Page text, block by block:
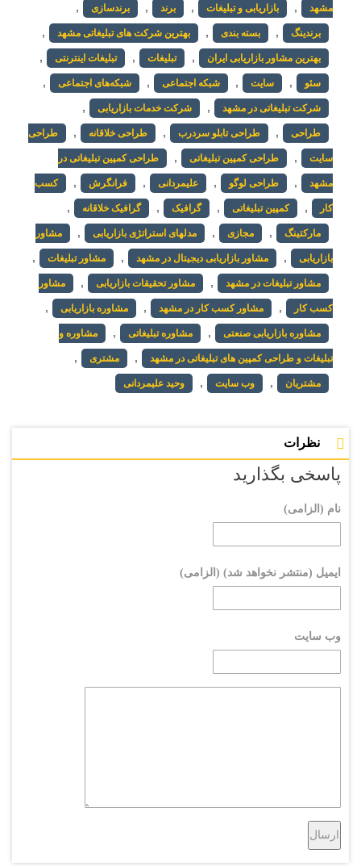
مشهد , بازاریابی و تبلیغات , برند , برندسازی ,
برندینگ , بسته بندی , بهترین شرکت های تبلیغاتی مشهد ,
بهترین مشاور بازاریابی ایران , تبلیغات , تبلیغات اینترنتی ,
سئو , سایت , شبکه اجتماعی , شبکه‌های اجتماعی ,
شرکت تبلیغاتی در مشهد , شرکت خدمات بازاریابی ,
طراحی , طراحی تابلو سردرب , طراحی خلاقانه , طراحی
سایت , طراحی کمپین تبلیغاتی , طراحی کمپین تبلیغاتی در
مشهد , طراحی لوگو , علیمردانی , فرانگرش , کسب
کار , کمپین تبلیغاتی , گرافیک , گرافیک خلاقانه ,
مارکتینگ , مجازی , مدلهای استراتژی بازاریابی , مشاور
بازاریابی , مشاور بازاریابی دیجیتال در مشهد , مشاور تبلیغات ,
مشاور تبلیغات در مشهد , مشاور تحقیقات بازاریابی , مشاور
کسب کار , مشاور کسب کار در مشهد , مشاوره بازاریابی ,
مشاوره بازاریابی صنعتی , مشاوره تبلیغاتی , مشاوره و
تبلیغات و طراحی کمپین های تبلیغاتی در مشهد , مشتری ,
مشتریان , وب سایت , وحید علیمردانی
نظرات
پاسخی بگذارید
نام (الزامی)
ایمیل (منتشر نخواهد شد) (الزامی)
وب سایت